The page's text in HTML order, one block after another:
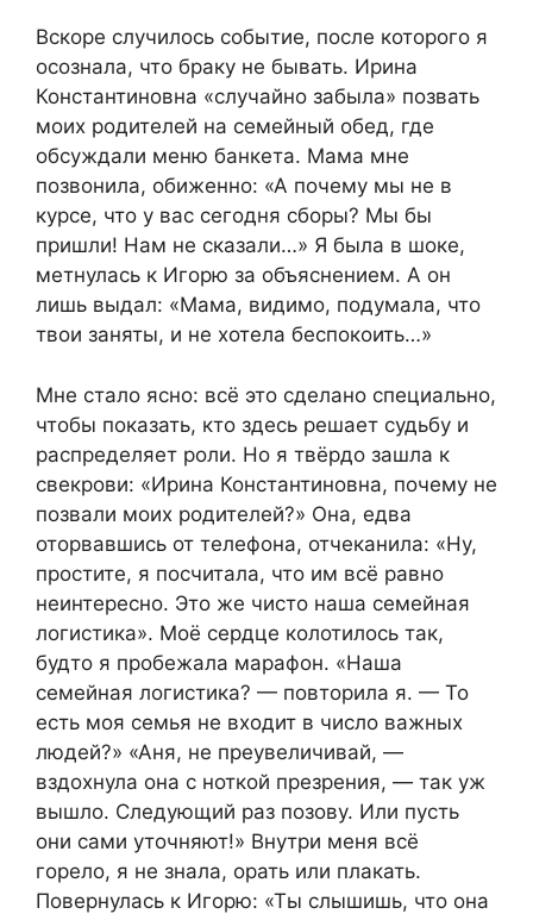
Вскоре случилось событие, после которого я
осознала, что браку не бывать. Ирина
Константиновна «случайно забыла» позвать
моих родителей на семейный обед, где
обсуждали меню банкета. Мама мне
позвонила, обиженно: «А почему мы не в
курсе, что у вас сегодня сборы? Мы бы
пришли! Нам не сказали…» Я была в шоке,
метнулась к Игорю за объяснением. А он
лишь выдал: «Мама, видимо, подумала, что
твои заняты, и не хотела беспокоить…»
Мне стало ясно: всё это сделано специально,
чтобы показать, кто здесь решает судьбу и
распределяет роли. Но я твёрдо зашла к
свекрови: «Ирина Константиновна, почему не
позвали моих родителей?» Она, едва
оторвавшись от телефона, отчеканила: «Ну,
простите, я посчитала, что им всё равно
неинтересно. Это же чисто наша семейная
логистика». Моё сердце колотилось так,
будто я пробежала марафон. «Наша
семейная логистика? — повторила я. — То
есть моя семья не входит в число важных
людей?» «Аня, не преувеличивай, —
вздохнула она с ноткой презрения, — так уж
вышло. Следующий раз позову. Или пусть
они сами уточняют!» Внутри меня всё
горело, я не знала, орать или плакать.
Повернулась к Игорю: «Ты слышишь, что она